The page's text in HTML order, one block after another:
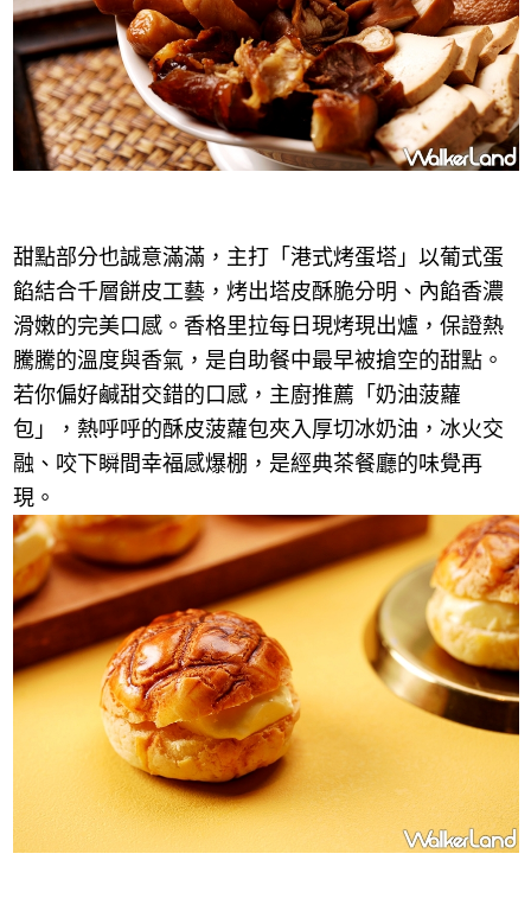
甜點部分也誠意滿滿，主打「港式烤蛋塔」以葡式蛋
餡結合千層餅皮工藝，烤出塔皮酥脆分明、內餡香濃
滑嫩的完美口感。香格里拉每日現烤現出爐，保證熱
騰騰的溫度與香氣，是自助餐中最早被搶空的甜點。
若你偏好鹹甜交錯的口感，主廚推薦「奶油菠蘿
包」，熱呼呼的酥皮菠蘿包夾入厚切冰奶油，冰火交
融、咬下瞬間幸福感爆棚，是經典茶餐廳的味覺再
現。